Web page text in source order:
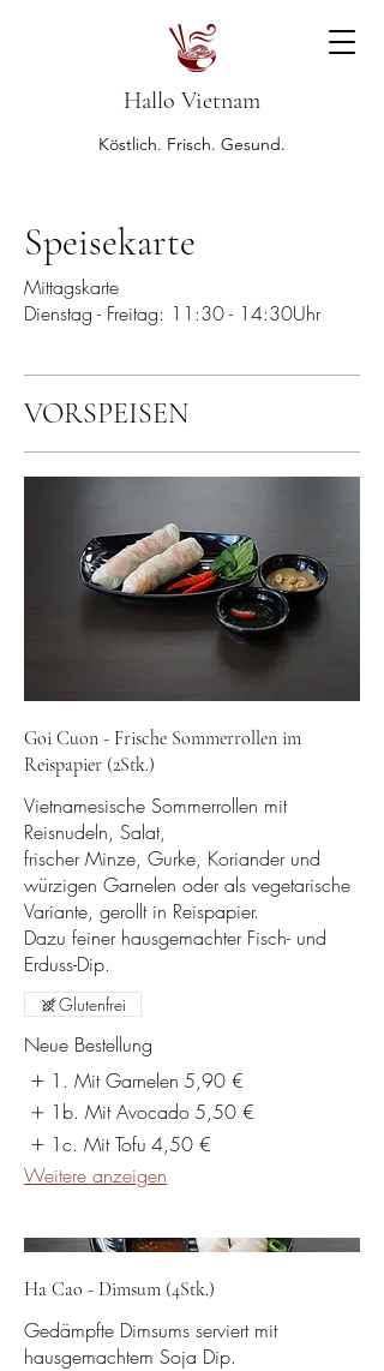
Hallo Vietnam
Köstlich. Frisch. Gesund.
Speisekarte
Mittagskarte
Dienstag - Freitag: 11:30 - 14:30Uhr
VORSPEISEN
Goi Cuon - Frische Sommerrollen im
Reispapier (2Stk.)
Vietnamesische Sommerrollen mit
Reisnudeln, Salat,
frischer Minze, Gurke, Koriander und
würzigen Garnelen oder als vegetarische
Variante, gerollt in Reispapier.
Dazu feiner hausgemachter Fisch- und
Erduss-Dip.
Glutenfrei
Neue Bestellung
1. Mit Garnelen 5,90 €
1b. Mit Avocado5,50 €
1c. Mit Tofu 4,50 €
Weitere anzeigen
Ha Cao - Dimsum (4Stk.)
Gedämpfte Dimsums serviert mit
hausgemachtem Soja Dip.